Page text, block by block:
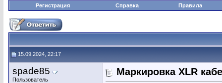
Регистрация Справка Правила
15.09.2024, 22:17
spade85
Пользователь
Маркировка XLR